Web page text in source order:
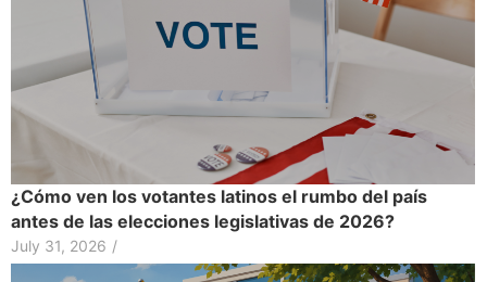
¿Cómo ven los votantes latinos el rumbo del país
antes de las elecciones legislativas de 2026?
July 31, 2026 /